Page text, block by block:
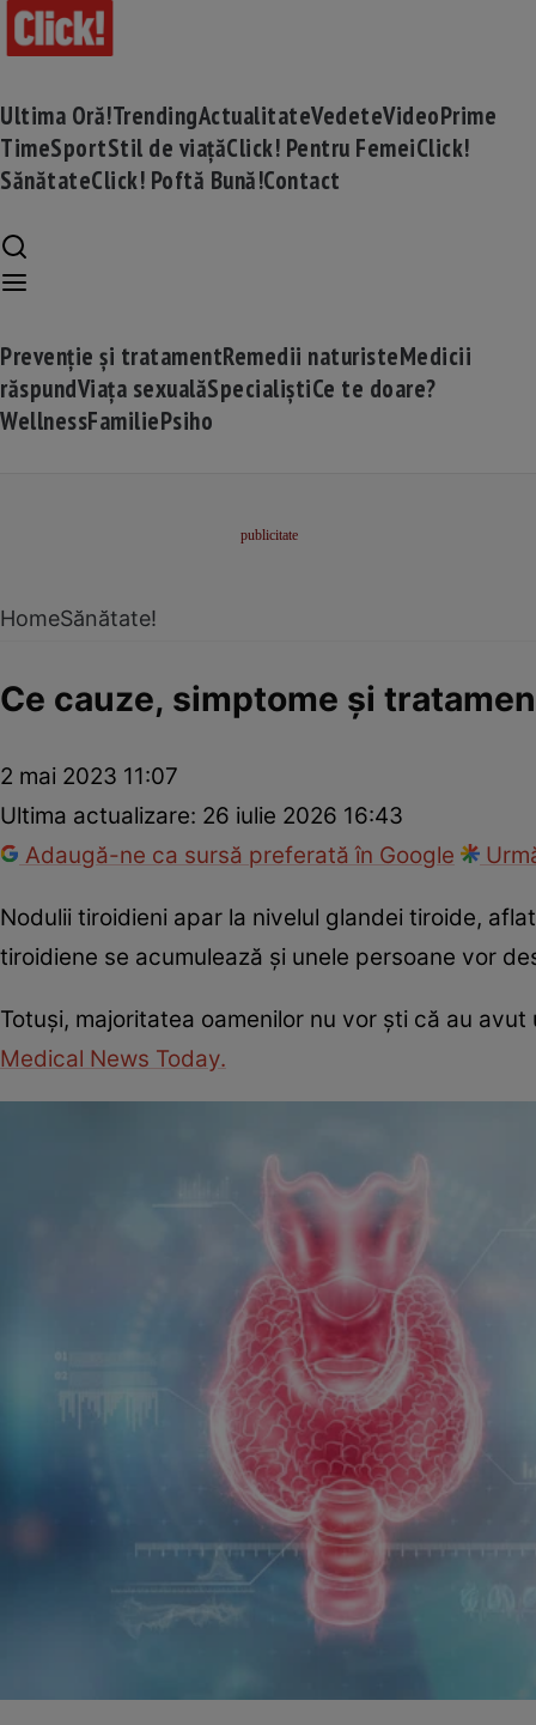
Ultima Oră!TrendingActualitateVedeteVideoPrime
TimeSportStil de viațăClick! Pentru FemeiClick!
SănătateClick! Poftă Bună!Contact
Prevenție și tratamentRemedii naturisteMedicii
răspundViața sexualăSpecialiștiCe te doare?
WellnessFamiliePsiho
HomeSănătate!
Ce cauze, simptome și
2 mai 2023 11:07
Ultima actualizare: 26 iulie 2026 16:43
Adaugă-ne ca sursă preferată în Google
Nodulii tiroidieni apar la nivelul glandei tiroide,
tiroidiene se acumulează și unele persoane vor
Totuși, majoritatea oamenilor nu vor ști că au
Medical News Today.